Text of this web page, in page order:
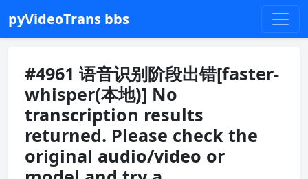
pyVideoTrans bbs
#4961 语音识别阶段出错[faster-
whisper(本地)] No
transcription results
returned. Please check the
original audio/video or